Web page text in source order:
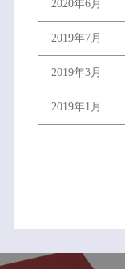
2020年6月
2019年7月
2019年3月
2019年1月